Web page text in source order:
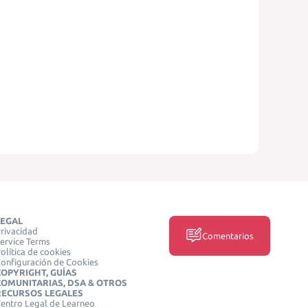
Terms
de cookies
de Cookies
GUÍAS
DSA & OTROS
LEGALES
Legal de Learneo
Comentarios